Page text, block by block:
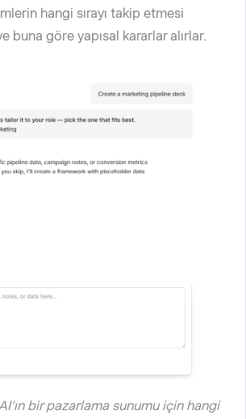
hangi sırayı takip etmesi
göre yapısal kararlar alırlar.
bir pazarlama sunumu için hangi